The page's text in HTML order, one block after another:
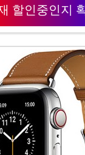
할인중인지